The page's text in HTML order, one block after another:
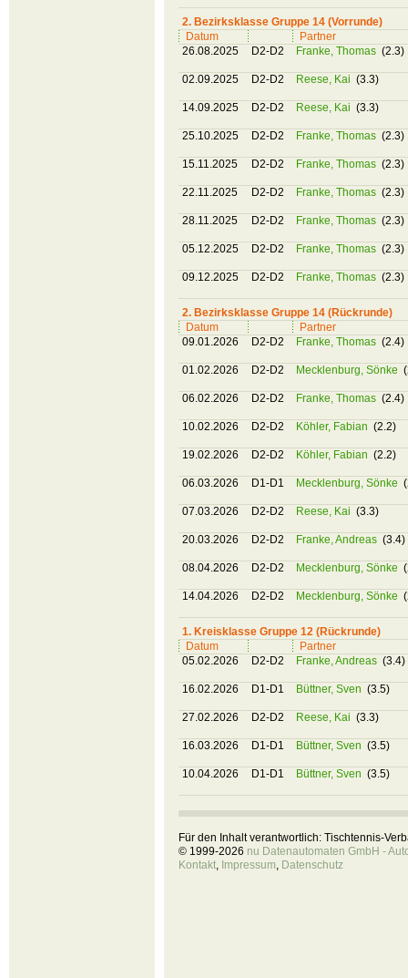
2. Bezirksklasse Gruppe 14 (Vorrunde)
Datum
Partner
26.08.2025
D2-D2 Franke, Thomas (2.3)
02.09.2025 D2-D2 Reese, Kai (3.3)
14.09.2025 D2-D2 Reese, Kai (3.3)
25.10.2025 D2-D2 Franke, Thomas (2.3)
15.11.2025 D2-D2 Franke, Thomas (2.3)
22.11.2025 D2-D2 Franke, Thomas (2.3)
28.11.2025 D2-D2 Franke, Thomas (2.3)
05.12.2025 D2-D2 Franke, Thomas (2.3)
09.12.2025 D2-D2 Franke, Thomas (2.3)
2. Bezirksklasse Gruppe 14 (Rückrunde)
Datum
Partner
09.01.2026
D2-D2 Franke, Thomas (2.4)
01.02.2026 D2-D2 Mecklenburg, Sönke
06.02.2026 D2-D2 Franke, Thomas (2.4)
10.02.2026 D2-D2 Köhler, Fabian (2.2)
19.02.2026 D2-D2 Köhler, Fabian (2.2)
06.03.2026 D1-D1 Mecklenburg, Sönke
07.03.2026 D2-D2 Reese, Kai (3.3)
20.03.2026 D2-D2 Franke, Andreas (3.4)
08.04.2026 D2-D2 Mecklenburg, Sönke
14.04.2026 D2-D2 Mecklenburg, Sönke
1. Kreisklasse Gruppe 12 (Rückrunde)
Datum
Partner
05.02.2026
D2-D2 Franke, Andreas (3.4)
16.02.2026 D1-D1 Büttner, Sven (3.5)
27.02.2026 D2-D2 Reese, Kai (3.3)
16.03.2026 D1-D1 Büttner, Sven (3.5)
10.04.2026 D1-D1 Büttner, Sven (3.5)
Für den Inhalt verantwortlich: Tischtennis-
© 1999-2026 nu Datenautomaten GmbH -
Kontakt, Impressum, Datenschutz